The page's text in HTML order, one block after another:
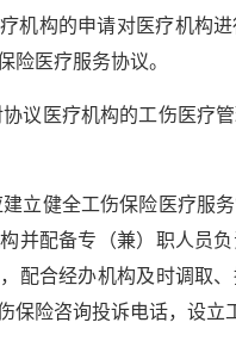
机构的申请对医疗机构
险医疗服务协议。
议医疗机构的工伤医疗
立健全工伤保险医疗服
并配备专（兼）职人员
配合经办机构及时调取
保险咨询投诉电话，设立